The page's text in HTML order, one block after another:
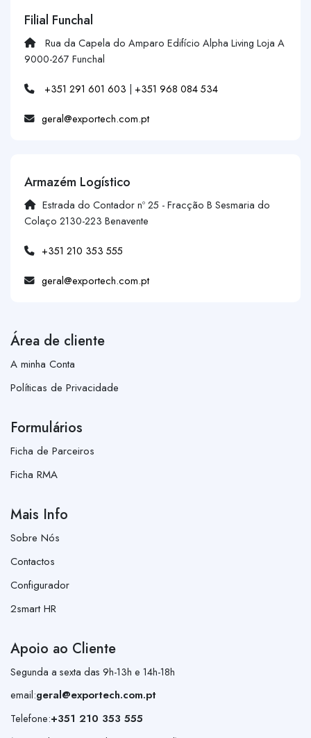
Filial Funchal
Rua da Capela do Amparo Edifício Alpha Living Loja A
9000-267 Funchal
+351 291 601 603 | +351 968 084 534
geral@exportech.com.pt
Armazém Logístico
Estrada do Contador nº 25 - Fracção B Sesmaria do
Colaço 2130-223 Benavente
+351 210 353 555
geral@exportech.com.pt
Área de cliente
A minha Conta
Políticas de Privacidade
Formulários
Ficha de Parceiros
Ficha RMA
Mais Info
Sobre Nós
Contactos
Configurador
2smart HR
Apoio ao Cliente
Segunda a sexta das 9h-13h e 14h-18h
email:geral@exportech.com.pt
Telefone:+351 210 353 555